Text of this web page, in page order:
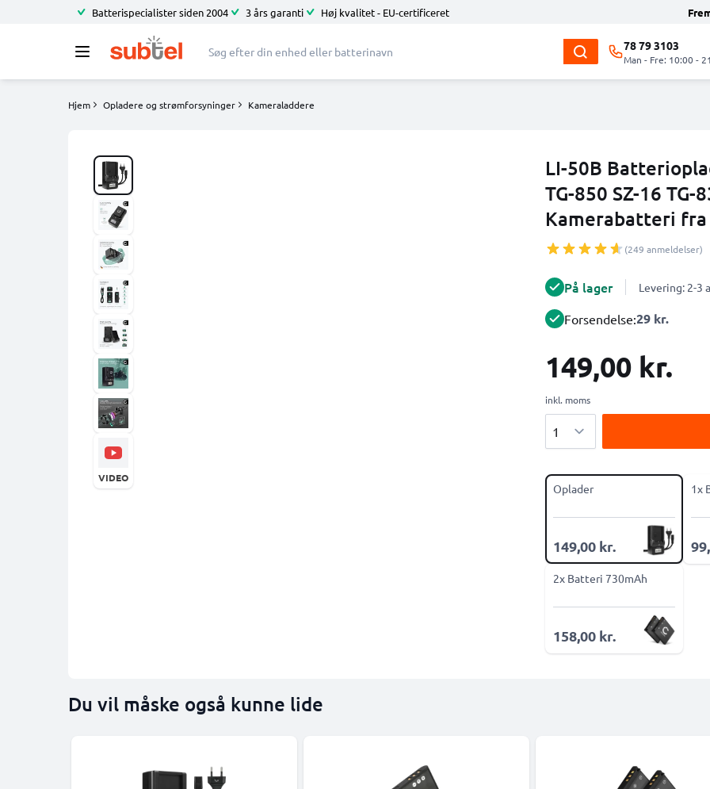
Batterispecialister siden 2004 3 års garanti Høj kvalitet - EU-certificeret
78 79 3103
Man - Fre: 10:00 -
Hjem Opladere og strømforsyninger Kameraladdere
LI-50B
TG-850 SZ-16 TG-
Kamerabatteri fra
(249 anmeldelser)
VIDEO
På lager Levering: 2-3
Forsendelse:29 kr.
149,00 kr.
inkl. moms
Oplader
149,00 kr.
1x
2x Batteri 730mAh
158,00 kr.
Du vil måske også kunne lide